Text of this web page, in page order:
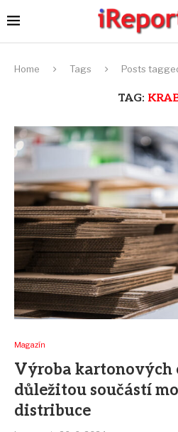
Home Tags Posts
TAG:
Magazín
Výroba kartonových
důležitou součástí
distribuce